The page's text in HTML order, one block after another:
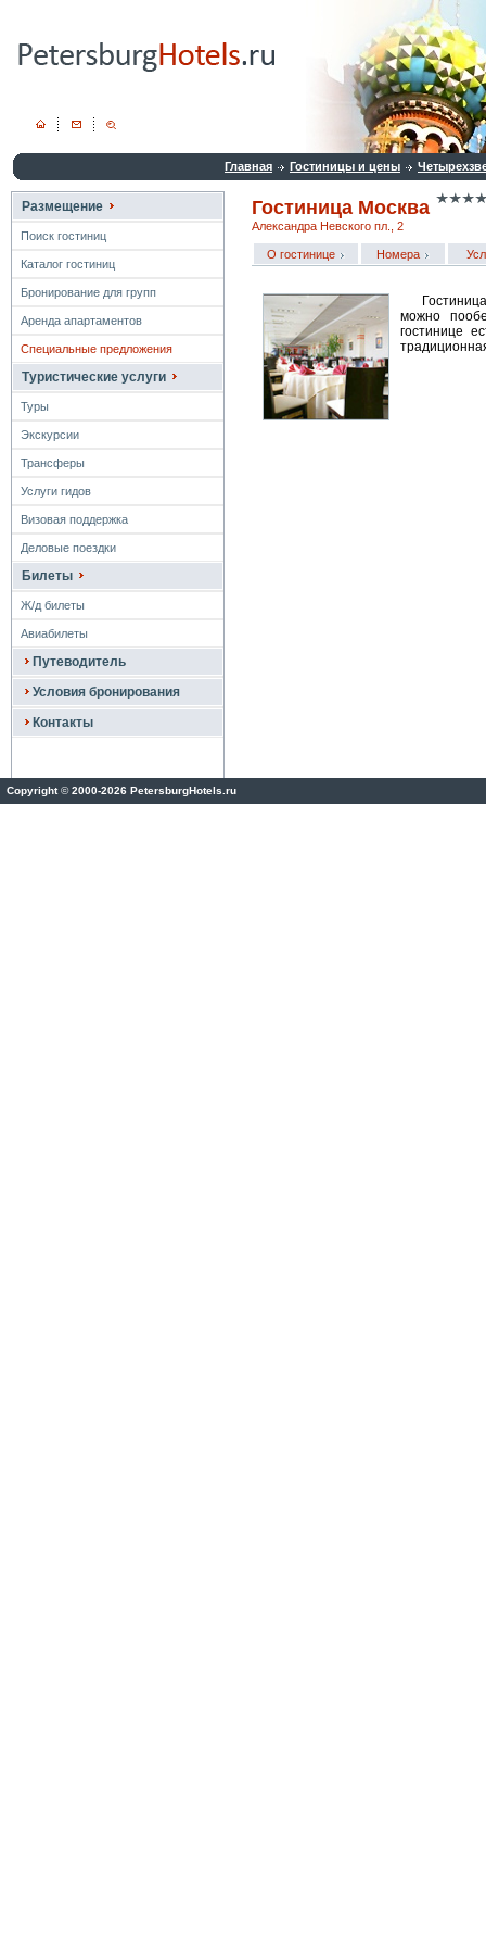
Главная Гостиницы и цены
Размещение
Поиск гостиниц
Каталог гостиниц
Бронирование для групп
Аренда апартаментов
Специальные предложения
Туристические услуги
Туры
Экскурсии
Трансферы
Услуги гидов
Визовая поддержка
Деловые поездки
Билеты
Ж/д билеты
Авиабилеты
Путеводитель
Условия бронирования
Контакты
Гостиница Москва
Александра Невского пл., 2
О гостинице Номера
можно
гостинице
Copyright©2000-2026 PetersburgHotels.ru